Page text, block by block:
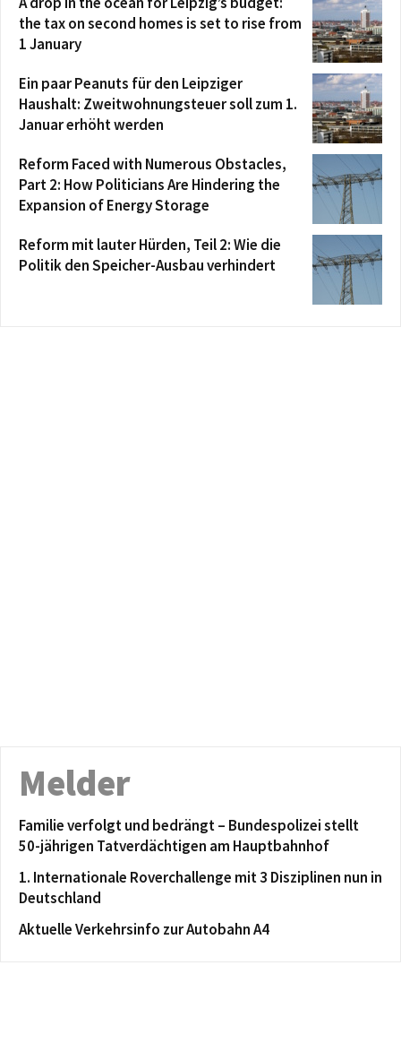
the tax on second homes is set to rise from
1 January
Ein paar Peanuts für den Leipziger
Haushalt: Zweitwohnungsteuer soll zum 1.
Januar erhöht werden
Reform Faced with Numerous Obstacles,
Part 2: How Politicians Are Hindering the
Expansion of Energy Storage
Reform mit lauter Hürden, Teil 2: Wie die
Politik den Speicher-Ausbau verhindert
Melder
Familie verfolgt und bedrängt – Bundespolizei stellt
50-jährigen Tatverdächtigen am Hauptbahnhof
1. Internationale Roverchallenge mit 3 Disziplinen nun in
Deutschland
Aktuelle Verkehrsinfo zur Autobahn A4